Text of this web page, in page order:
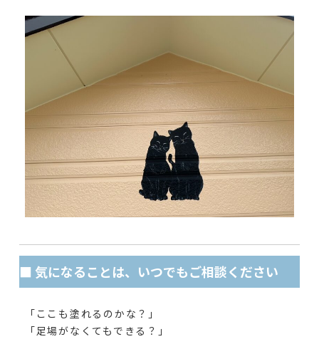
■ 気になることは、いつでもご相談ください
「ここも塗れるのかな？」
「足場がなくてもできる？」